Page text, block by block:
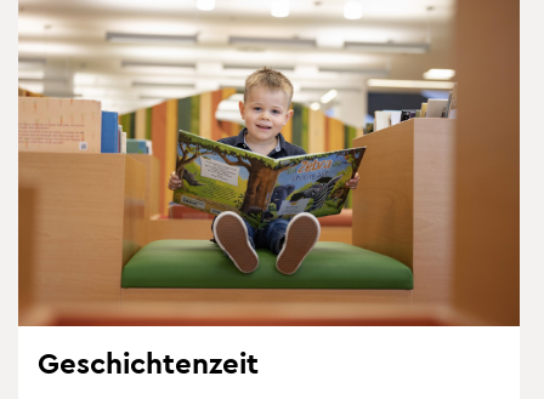
Ge­schich­ten­zeit